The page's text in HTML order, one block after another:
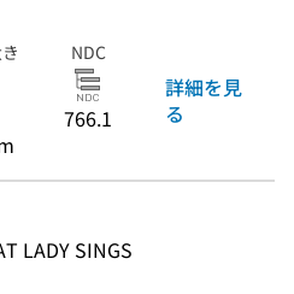
NDC
766.1
詳細を見
る
LADY SINGS